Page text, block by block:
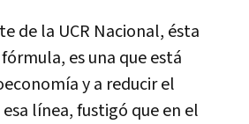
de la UCR Nacional, ésta
es una que está
y a reducir el
línea, fustigó que en el